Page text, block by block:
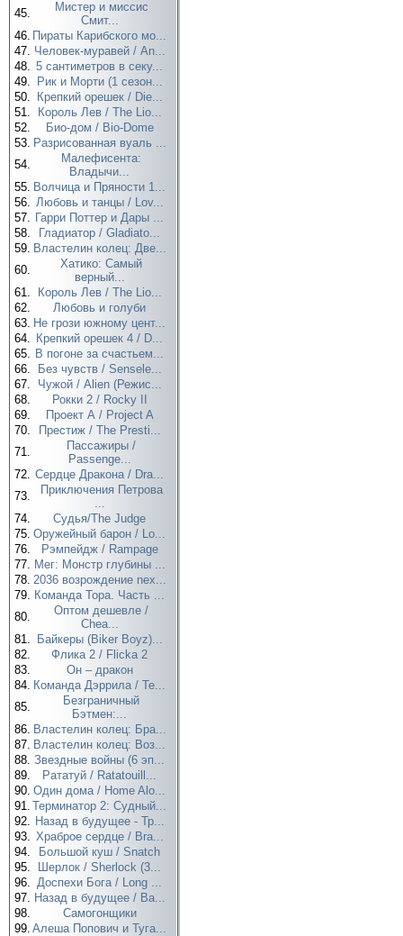
45.
Мистер и миссис
Смит...
46. Пираты Карибского мо...
47. Человек-муравей / An...
48. 5 сантиметров в секу...
49.
Рик и Морти (1 сезон...
50.
Крепкий орешек / Die...
51.
Король Лев / The Lio...
52.
Био-дом / Bio-Dome
53. Разрисованная вуаль ...
54.
Малефисента:
Владычи...
55. Волчица и Пряности 1...
56. Любовь и танцы / Lov...
57. Гарри Поттер и Дары ...
58.
Гладиатор / Gladiato...
59. Властелин колец: Две...
60.
Хатико: Самый
верный...
61.
Король Лев / The Lio...
62.
Любовь и голуби
63. Не грози южному цент...
64. Крепкий орешек 4 / D...
65. В погоне за счастьем...
66.
Без чувств / Sensele...
67.
Чужой / Alien (Режис...
68.
Рокки 2 / Rocky II
69.
Проект А / Project A
70.
Престиж / The Presti...
71.
Пассажиры /
Passenge...
72. Сердце Дракона / Dra...
73.
Приключения Петрова
...
74.
Судья/The Judge
75. Оружейный барон / Lo...
76.
Рэмпейдж / Rampage
77. Мег: Монстр глубины ...
78. 2036 возрождение nex...
79. Команда Тора. Часть ...
80.
Оптом дешевле /
Chea...
81.
Байкеры (Biker Boyz)...
82.
Флика 2 / Flicka 2
83.
Он – дракон
84. Команда Дэррила / Te...
85.
Безграничный
Бэтмен:...
86. Властелин колец: Бра...
87. Властелин колец: Воз...
88. Звездные войны (6 эп...
89.
Рататуй / Ratatouill...
90. Один дома / Home Alo...
91. Терминатор 2: Судный...
92. Назад в будущее - Тр...
93. Храброе сердце / Bra...
94.
Большой куш / Snatch
95.
Шерлок / Sherlock (3...
96. Доспехи Бога / Long ...
97. Назад в будущее / Ba...
98.
Самогонщики
99. Алеша Попович и Туга...